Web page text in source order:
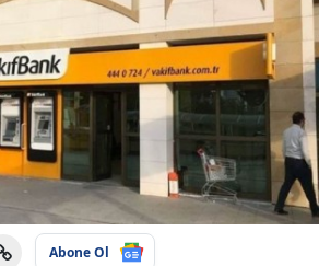
Abone Ol